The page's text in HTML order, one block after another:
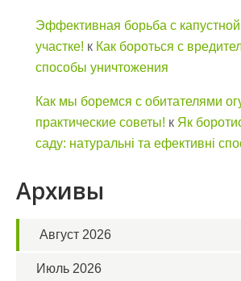
Эффективная борьба с
участке! к Как бороться с
способы уничтожения
Как мы боремся с обитателями
практические советы! к Як
саду: натуральні та ефективні
Архивы
Август 2026
Июль 2026